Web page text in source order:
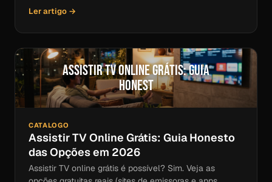
Ler artigo →
Assistir TV Online Grátis: Guia
Honest
CATALOGO
Assistir TV Online Grátis: Guia Honesto
das Opções em 2026
Assistir TV online grátis é possível? Sim. Veja as